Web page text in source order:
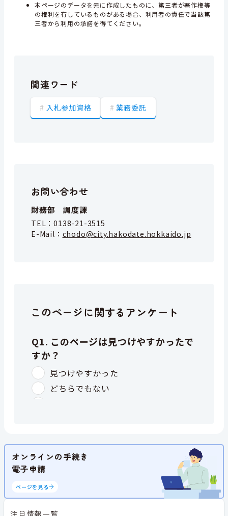
本ページのデータを元に作成したものに、第三者が著作権等
の権利を有しているものがある場合、利用者の責任で当該第
三者から利用の承諾を得てください。
関連ワード
入札参加資格 業務委託
お問い合わせ
財務部 調度課
TEL：0138-21-3515
E-Mail： chodo@city.hakodate.hokkaido.jp
このページに関するアンケート
オンラインの手続き
電子申請
ページを見る
注目情報一覧